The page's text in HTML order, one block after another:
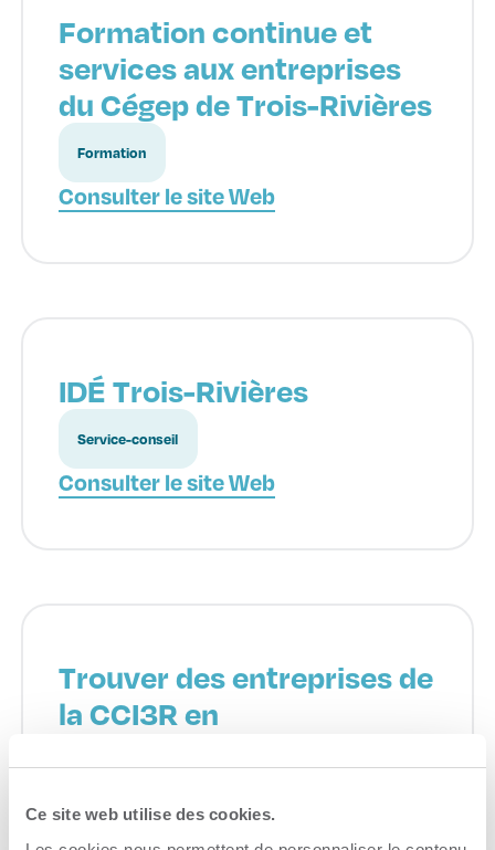
Ce site web utilise des cookies.
Formation continue et
services aux entreprises
du Cégep de Trois-Rivières
Formation
Consulter le site Web
IDÉ Trois-Rivières
Service-conseil
Consulter le site Web
Trouver des entreprises de
la CCI3R en
Consulter le site Web